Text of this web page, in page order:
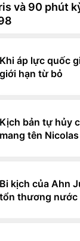
và 90 phút
Khi áp lực quốc
giới hạn từ bỏ
Kịch bản tự hủy
mang tên
Bi kịch của Ahn
tổn thương nước